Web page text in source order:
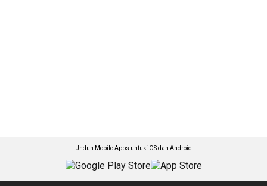
Unduh Mobile Apps untuk iOS dan Android